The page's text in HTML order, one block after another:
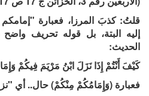
قلتُ: كذبَ المرزا، فعبارة
إليه البتة، بل قوله تحريف
الحديث:
كَيْفَ أَنْتُمْ إِذَا نَزَلَ ابْنُ مَرْيَمَ فِيكُمْ
فعبارة (وَإِمَامُكُمْ مِنْكُمْ) حال.. أي